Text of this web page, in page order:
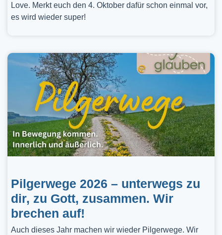
Love. Merkt euch den 4. Oktober dafür schon einmal vor,
es wird wieder super!
Pilgerwege 2026 – unterwegs zu
dir, zu Gott, zusammen. Wir
brechen auf!
Auch dieses Jahr machen wir wieder Pilgerwege. Wir